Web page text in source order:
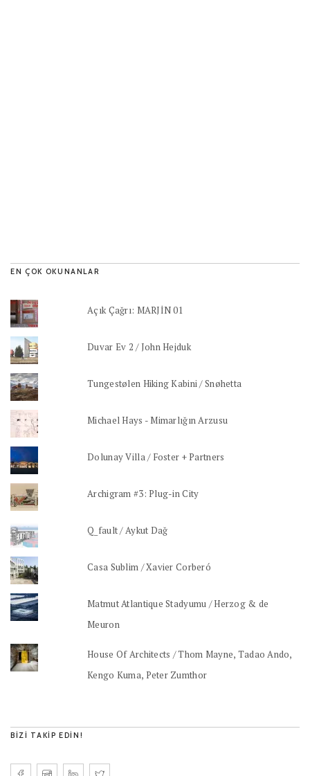
EN ÇOK OKUNANLAR
Açık Çağrı: MARJİN 01
Duvar Ev 2 / John Hejduk
Tungestølen Hiking Kabini / Snøhetta
Michael Hays - Mimarlığın Arzusu
Dolunay Villa / Foster + Partners
Archigram #3: Plug-in City
Q_fault / Aykut Dağ
Casa Sublim / Xavier Corberó
Matmut Atlantique Stadyumu / Herzog & de
Meuron
House Of Architects / Thom Mayne, Tadao Ando,
Kengo Kuma, Peter Zumthor
BIZI TAKIP EDIN!